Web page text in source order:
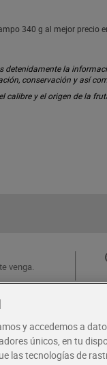
340 g al mejor precio
detenidamente la
conservación y así
calibre y el origen de la
venga.
y accedemos a
únicos, en tu
las tecnologías de